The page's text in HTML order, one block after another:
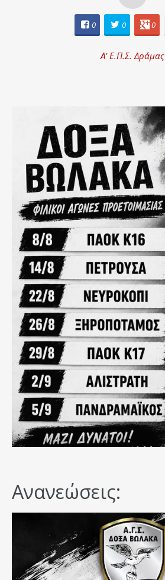
0 0 0
Α' Ε.Π.Σ. Δράμας
Ανανεώσεις: